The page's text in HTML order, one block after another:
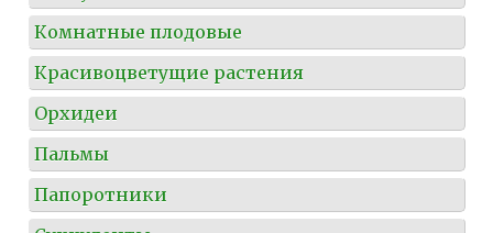
Комнатные плодовые
Красивоцветущие растения
Орхидеи
Пальмы
Папоротники